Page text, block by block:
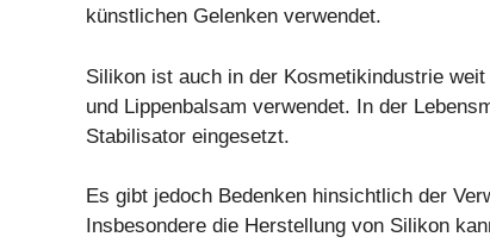
künstlichen Gelenken verwendet.
Silikon ist auch in der Kosmetikindustrie
und Lippenbalsam verwendet. In der
Stabilisator eingesetzt.
Es gibt jedoch Bedenken hinsichtlich der
Insbesondere die Herstellung von Silikon